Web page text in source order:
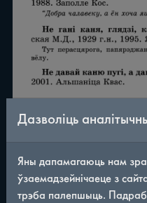
◀
ПРЫКАЗКІ І ПРЫМАЎКІ Не
Карпенка B.M., 1926 г.н.,
Дазволіць
Яны дапамагаюць нам
ўзаемадзейнічаеце з
трэба палепшыць.